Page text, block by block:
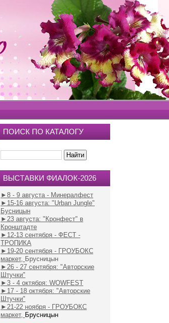
ПОИСК ПО КАТАЛОГУ
ВЫСТАВКИ ФИАЛОК-2026
►8 - 9 августа - Минералфест
►15-16 августа: "Urban Jungle"
Бусницын
►23 августа: "Кронфест" в
Кронштадте
► 12-13 сентября - ФЕСТ -
ТРОПИКА
►19-20 сентября - ГРОУБОКС
маркет, Брусницын
►26 - 27 сентября: "Авторские
Штучки"
►3 - 4 октября: WOWFEST
►17 - 18 октября: "Авторские
Штучки"
►21-22 ноября - ГРОУБОКС
маркет, Брусницын